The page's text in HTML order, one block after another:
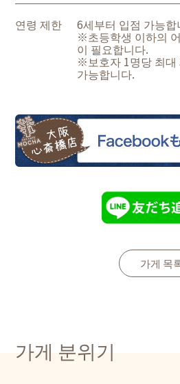
연령 제한 6세부터 입점 가능합
※초등학생 이하의
이 필요합니다.
※보호자 1명당 최대
가능합니다.
가게 목
가게 분위기